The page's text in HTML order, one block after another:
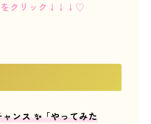
をクリック↓↓↓♡
ンス ✨「やってみた